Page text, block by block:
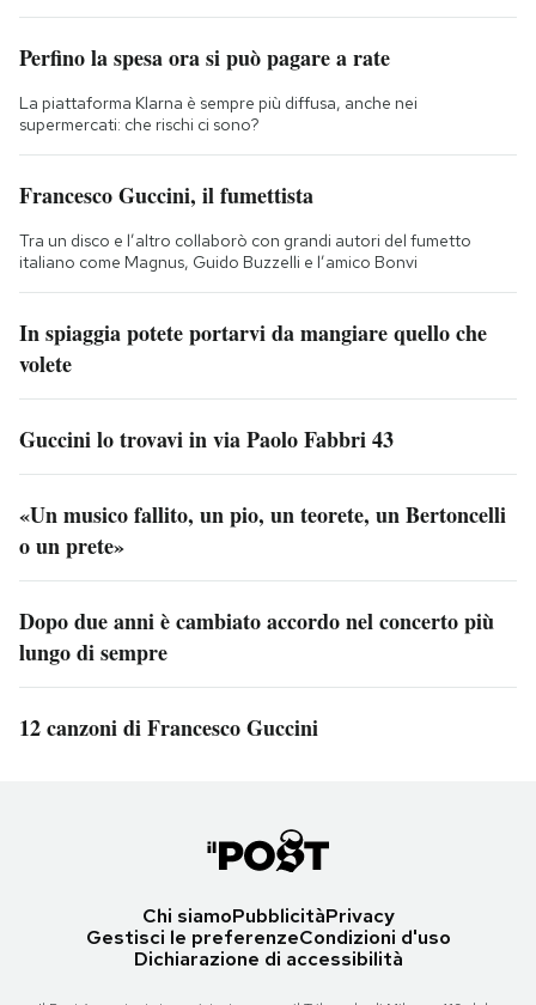
Perfino la spesa ora si può pagare a rate
La piattaforma Klarna è sempre più diffusa, anche nei
supermercati: che rischi ci sono?
Francesco Guccini, il fumettista
Tra un disco e l’altro collaborò con grandi autori del fumetto
italiano come Magnus, Guido Buzzelli e l’amico Bonvi
In spiaggia potete portarvi da mangiare quello che
volete
Guccini lo trovavi in via Paolo Fabbri 43
«Un musico fallito, un pio, un teorete, un Bertoncelli
o un prete»
Dopo due anni è cambiato accordo nel concerto più
lungo di sempre
12 canzoni di Francesco Guccini
Chi siamoPubblicitàPrivacy
Gestisci le preferenzeCondizioni d'uso
Dichiarazione di accessibilità